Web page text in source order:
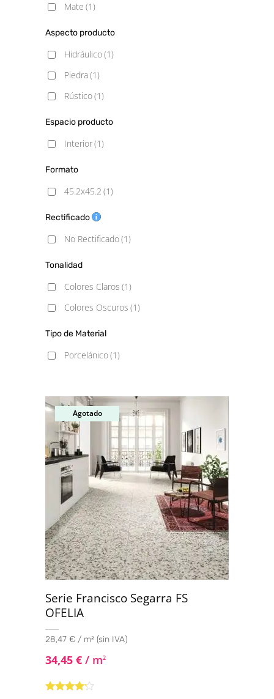
Mate (1)
Aspecto producto
Hidráulico(1)
Piedra(1)
Rústico(1)
Espacio producto
Interior(1)
Formato
45.2x45.2 (1)
Rectificado
No Rectificado(1)
Tonalidad
Colores Claros (1)
Colores Oscuros (1)
Tipo de Material
Porcelánico(1)
Agotado
Serie Francisco Segarra FS
OFELIA
28,47 € / m² (sin IVA)
34,45 € / m2